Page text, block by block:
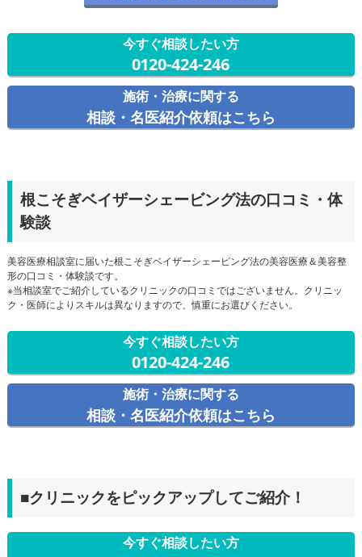
今すぐ相談したい方
0120-424-246
施術・治療に関する
相談・名医紹介依頼はこちら
根こそぎベイザーシェービング法の口コミ・体
験談
美容医療相談室に届いた根こそぎベイザーシェービング法の美容医療＆美容整
形の口コミ・体験談です。
※当相談室でご紹介しているクリニックの口コミではございません。クリニッ
ク・医師によりスキルは異なりますので、慎重にお選びください。
今すぐ相談したい方
0120-424-246
施術・治療に関する
相談・名医紹介依頼はこちら
■クリニックをピックアップしてご紹介！
今すぐ相談したい方